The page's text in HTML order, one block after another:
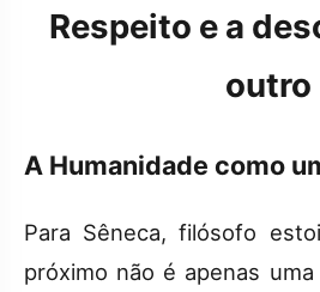
Respeito e a
outro
A Humanidade como
Para Sêneca, filósofo
próximo não é apenas